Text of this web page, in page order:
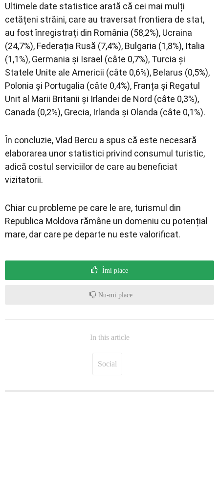
Ultimele date statistice arată că cei mai mulți
cetățeni străini, care au traversat frontiera de stat,
au fost înregistrați din România (58,2%), Ucraina
(24,7%), Federația Rusă (7,4%), Bulgaria (1,8%), Italia
(1,1%), Germania și Israel (câte 0,7%), Turcia și
Statele Unite ale Americii (câte 0,6%), Belarus (0,5%),
Polonia și Portugalia (câte 0,4%), Franța și Regatul
Unit al Marii Britanii și Irlandei de Nord (câte 0,3%),
Canada (0,2%), Grecia, Irlanda și Olanda (câte 0,1%).
În concluzie, Vlad Bercu a spus că este necesară
elaborarea unor statistici privind consumul turistic,
adică costul serviciilor de care au beneficiat
vizitatorii.
Chiar cu probleme pe care le are, turismul din
Republica Moldova rămâne un domeniu cu potențial
mare, dar care pe departe nu este valorificat.
Îmi place
Nu-mi place
In this article
Social